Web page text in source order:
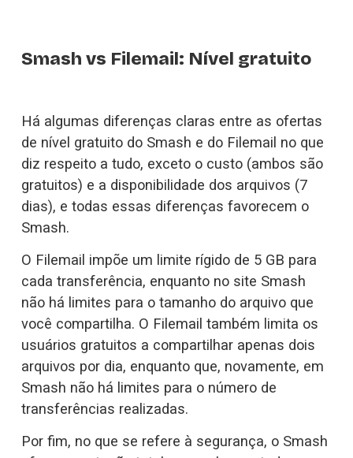
Smash vs Filemail: Nível gratuito
Há algumas diferenças claras entre as ofertas
de nível gratuito do Smash e do Filemail no que
diz respeito a tudo, exceto o custo (ambos são
gratuitos) e a disponibilidade dos arquivos (7
dias), e todas essas diferenças favorecem o
Smash.
O Filemail impõe um limite rígido de 5 GB para
cada transferência, enquanto no site Smash
não há limites para o tamanho do arquivo que
você compartilha. O Filemail também limita os
usuários gratuitos a compartilhar apenas dois
arquivos por dia, enquanto que, novamente, em
Smash não há limites para o número de
transferências realizadas.
Por fim, no que se refere à segurança, o Smash